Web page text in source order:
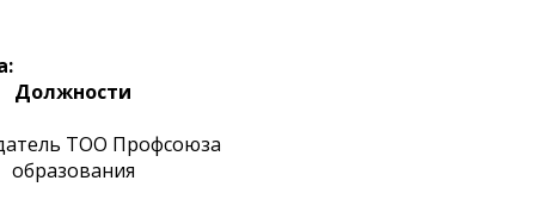
Должности
ТОО Профсоюза
образования